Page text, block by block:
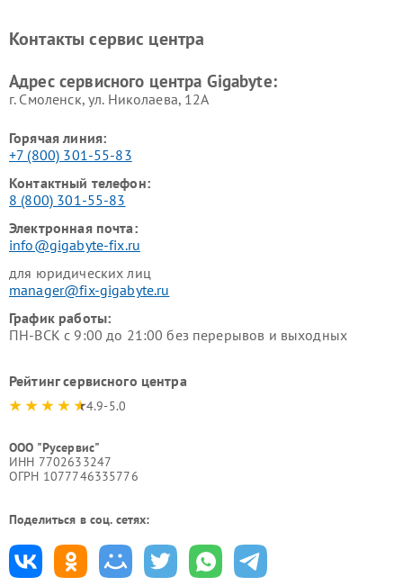
Контакты сервис центра
Адрес сервисного центра Gigabyte:
г. Смоленск, ул. Николаева, 12А
Горячая линия:
+7 (800) 301-55-83
Контактный телефон:
8 (800) 301-55-83
Электронная почта:
info@gigabyte-fix.ru
для юридических лиц
manager@fix-gigabyte.ru
График работы:
ПН-ВСК с 9:00 до 21:00 без перерывов и выходных
Рейтинг сервисного центра
4.9-5.0
ООО "Русервис"
ИНН 7702633247
ОГРН 1077746335776
Поделиться в соц. сетях: